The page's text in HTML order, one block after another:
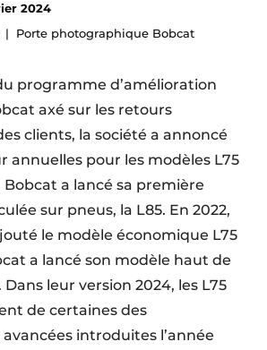
2024
Porte photographique Bobcat
programme d’amélioration
axé sur les retours
clients, la société a annoncé
annuelles pour les modèles L75
Bobcat a lancé sa première
sur pneus, la L85. En 2022,
le modèle économique L75
a lancé son modèle haut de
leur version 2024, les L75
de certaines des
introduites l’année